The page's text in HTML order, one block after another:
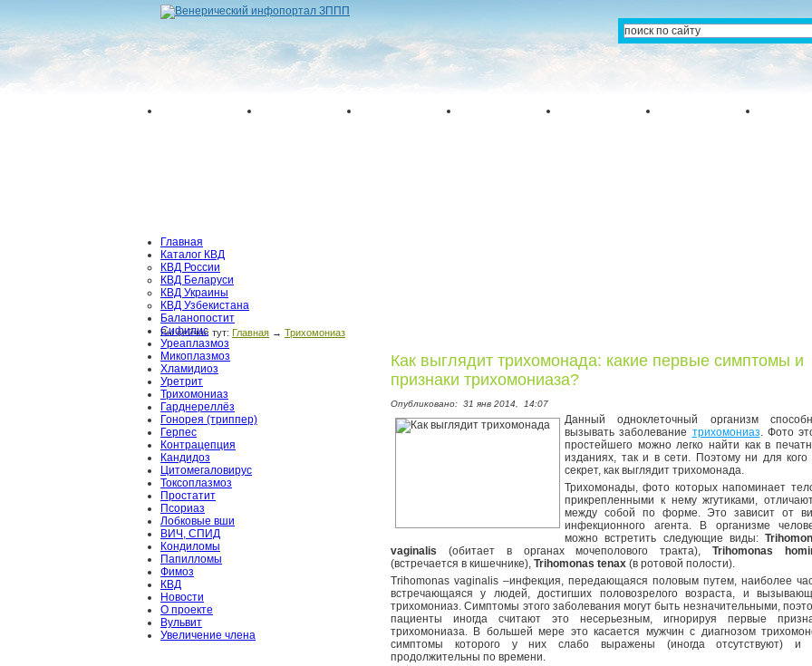
Главная
Каталог КВД
КВД России
КВД Беларуси
КВД Украины
КВД Узбекистана
Баланопостит
Сифилис
Уреаплазмоз
Микоплазмоз
Хламидиоз
Уретрит
Трихомониаз
Гарднереллёз
Гонорея (триппер)
Герпес
Контрацепция
Кандидоз
Цитомегаловирус
Токсоплазмоз
Простатит
Псориаз
Лобковые вши
ВИЧ, СПИД
Кондиломы
Папилломы
Фимоз
КВД
Новости
О проекте
Вульвит
Увеличение члена
Вы сейчас тут: Главная → Трихомониаз
Как выглядит трихомонада: какие первые симптомы и
признаки трихомониаза?
Опубликовано: 31 янв 2014, 14:07
Данный одноклеточный организм
вызывать заболевание трихомониаз. Фото
простейшего можно легко найти как в
изданиях, так и в сети. Поэтому ни для кого
секрет, как выглядит трихомонада.
Трихомонады, фото которых напоминает
прикрепленными к нему жгутиками,
между собой по форме. Это зависит от
инфекционного агента. В организме
можно встретить следующие виды:
vaginalis (обитает в органах мочеполового тракта),Trihomonas
(встречается в кишечнике), Trihomonas tenax (в ротовой полости).
Trihomonas vaginalis –инфекция, передающаяся половым путем, наиболее
встречающаяся у людей, достигших половозрелого возраста, и
трихомониаз. Симптомы этого заболевания могут быть незначительными,
пациенты иногда считают это несерьезным, игнорируя первые
трихомониаза. В большей мере это касается мужчин с диагнозом
симптомы которого у них слабо выражены (иногда отсутствуют) и
продолжительны по времени.